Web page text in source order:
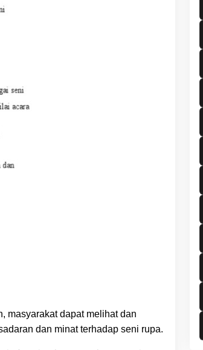
masyarakat dapat melihat dan
dan minat terhadap seni rupa.